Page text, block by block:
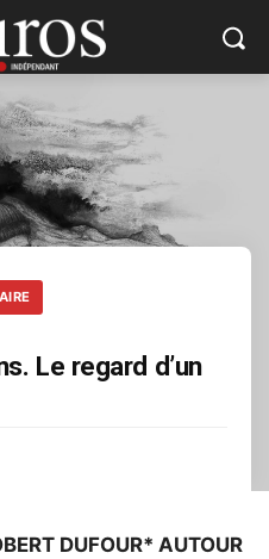
Le regard d’un
DUFOUR* AUTOUR